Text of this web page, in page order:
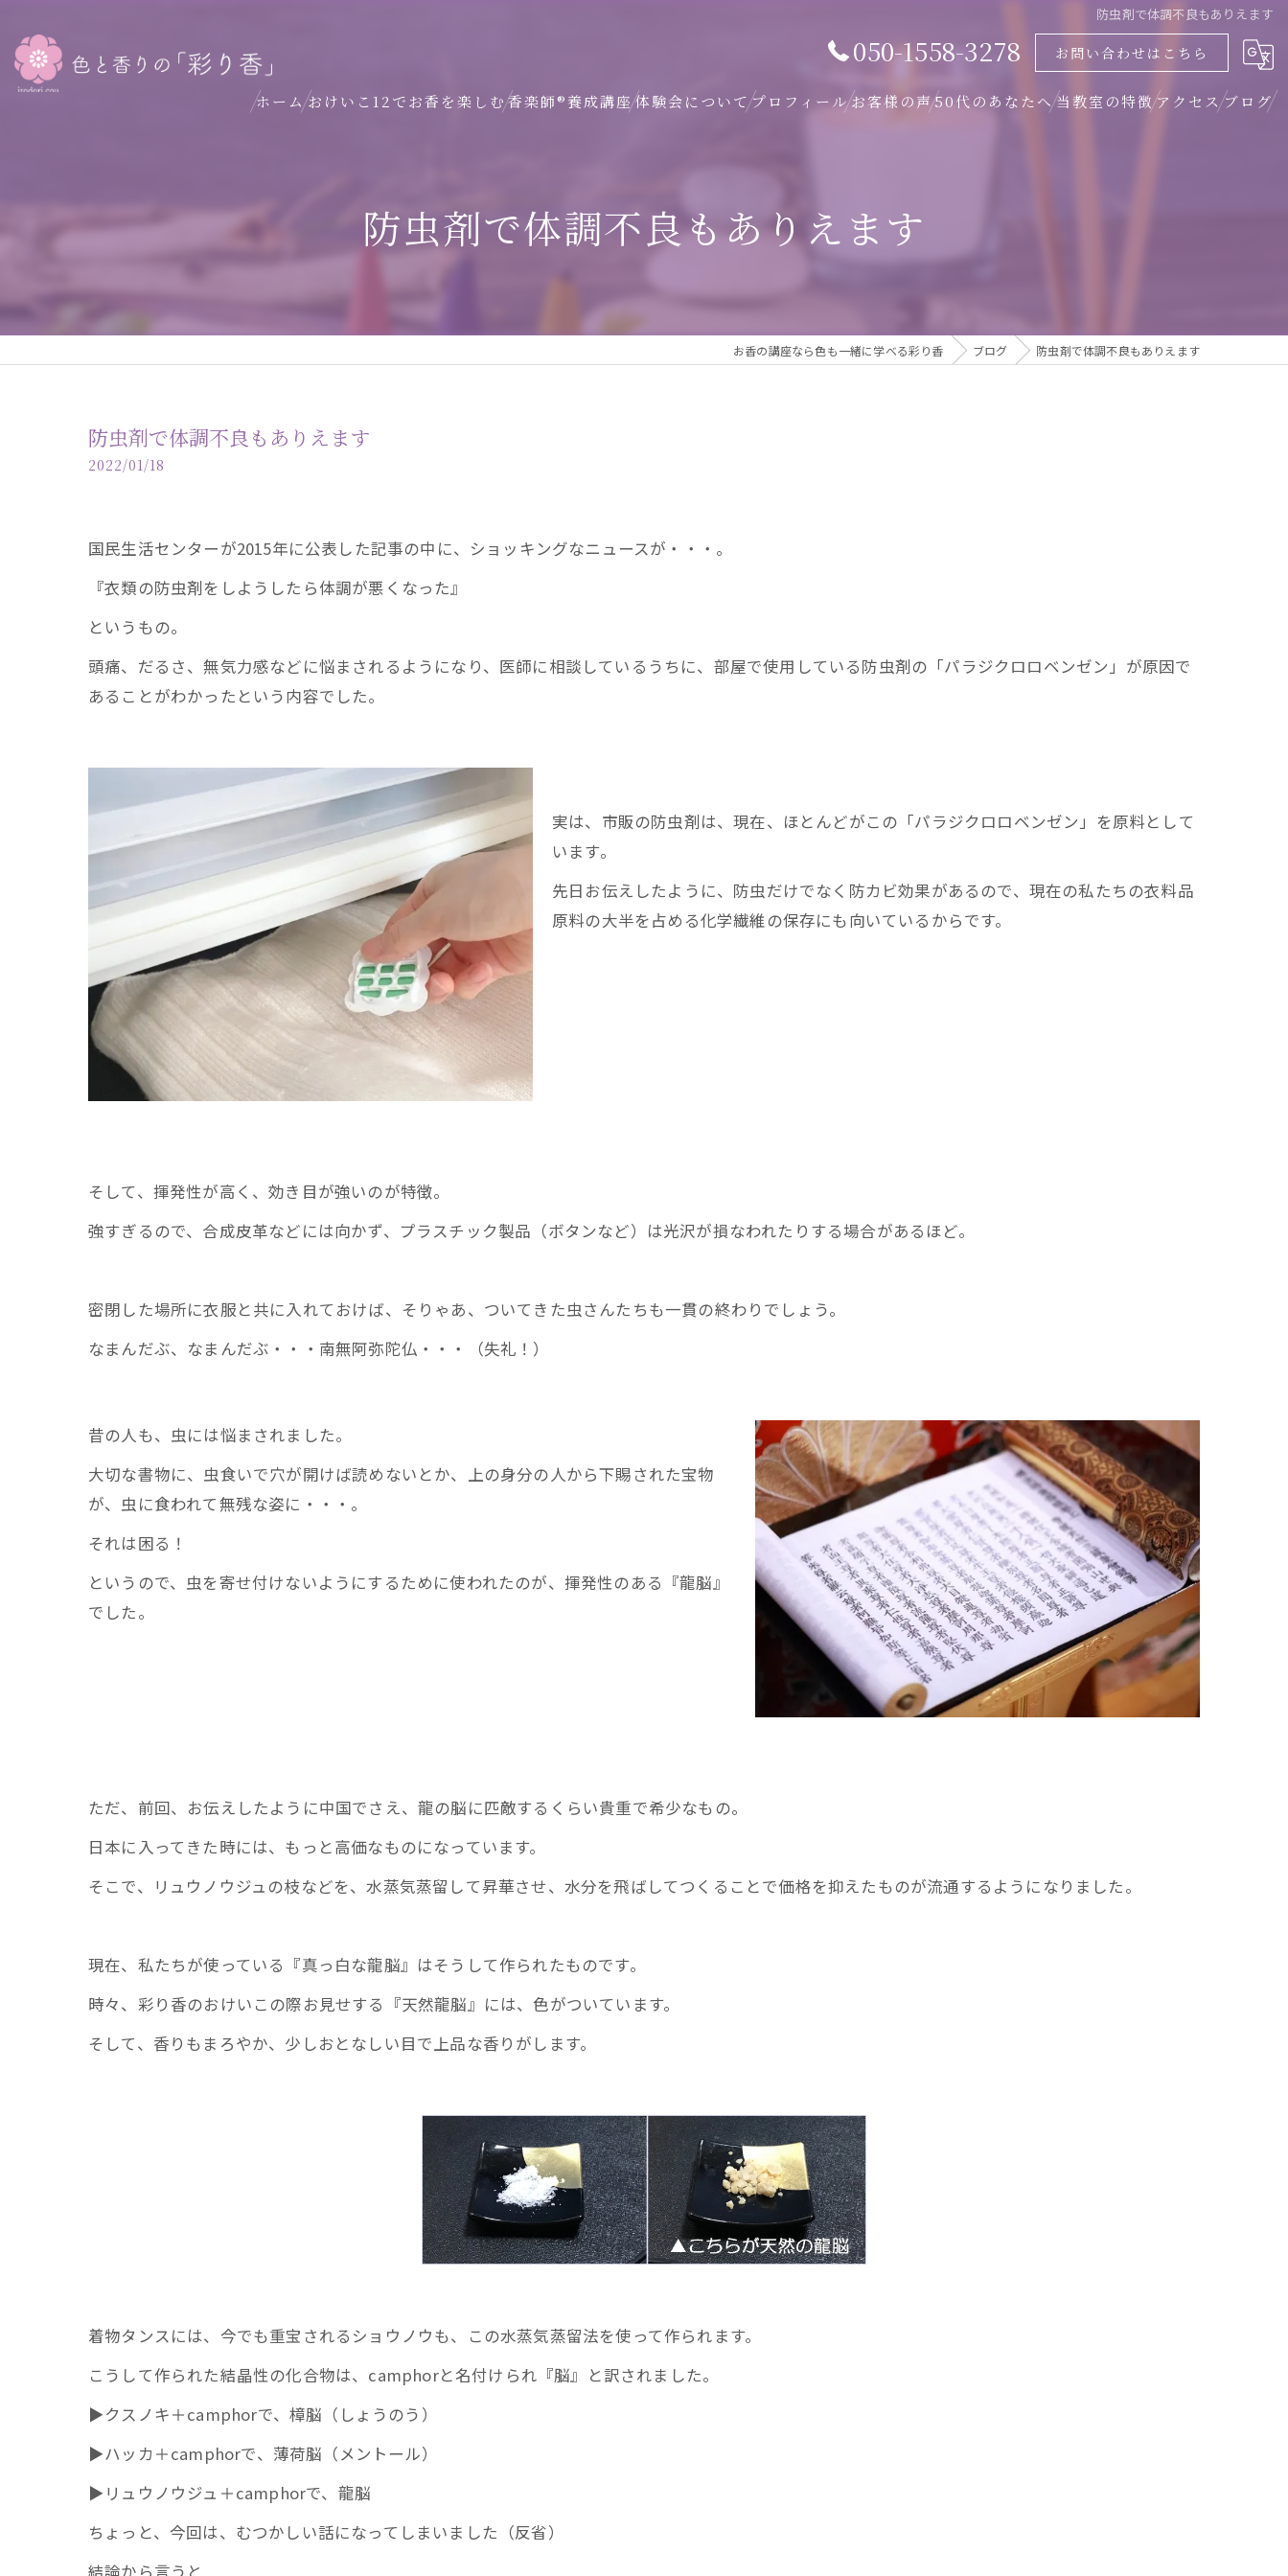
防虫剤で体調不良もありえます
050-1558-3278 お問い合わせはこちら
ホームおけいこ12でお香を楽しむ香楽師®養成講座体験会についてプロフィールお客様の声50代のあなたへ当教室の特徴
色
アクセスブログ
防虫剤で体調不良もありえます
お香の講座なら色も一緒に学べる彩り香 ブログ 防虫剤で体調不良もありえます
防虫剤で体調不良もありえます
2022/01/18
国民生活センターが2015年に公表した記事の中に、ショッキングなニュースが・・・。
『衣類の防虫剤をしようしたら体調が悪くなった』
というもの。
頭痛、だるさ、無気力感などに悩まされるようになり、医師に相談しているうちに、部屋で使用している防虫剤の「パラジクロロベンゼン」が原因で
あることがわかったという内容でした。
実は、市販の防虫剤は、現在、ほとんどがこの「パラジクロロベンゼン」を原料として
います。
先日お伝えしたように、防虫だけでなく防カビ効果があるので、現在の私たちの衣料品
原料の大半を占める化学繊維の保存にも向いているからです。
そして、揮発性が高く、効き目が強いのが特徴。
強すぎるので、合成皮革などには向かず、プラスチック製品（ボタンなど）は光沢が損なわれたりする場合があるほど。
密閉した場所に衣服と共に入れておけば、そりゃあ、ついてきた虫さんたちも一貫の終わりでしょう。
なまんだぶ、なまんだぶ・・・南無阿弥陀仏・・・（失礼！）
昔の人も、虫には悩まされました。
大切な書物に、虫食いで穴が開けば読めないとか、上の身分の人から下賜された宝物
が、虫に食われて無残な姿に・・・。
それは困る！
というので、虫を寄せ付けないようにするために使われたのが、揮発性のある『龍脳』
でした。
ただ、前回、お伝えしたように中国でさえ、龍の脳に匹敵するくらい貴重で希少なもの。
日本に入ってきた時には、もっと高価なものになっています。
そこで、リュウノウジュの枝などを、水蒸気蒸留して昇華させ、水分を飛ばしてつくることで価格を抑えたものが流通するようになりました。
現在、私たちが使っている『真っ白な龍脳』はそうして作られたものです。
時々、彩り香のおけいこの際お見せする『天然龍脳』には、色がついています。
そして、香りもまろやか、少しおとなしい目で上品な香りがします。
着物タンスには、今でも重宝されるショウノウも、この水蒸気蒸留法を使って作られます。
こうして作られた結晶性の化合物は、camphorと名付けられ『脳』と訳されました。
▶クスノキ＋camphorで、樟脳（しょうのう）
▶ハッカ＋camphorで、薄荷脳（メントール）
▶リュウノウジュ＋camphorで、龍脳
ちょっと、今回は、むつかしい話になってしまいました（反省）
結論から言うと